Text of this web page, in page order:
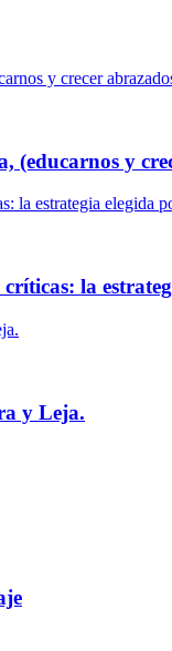
y
la
y Leja.